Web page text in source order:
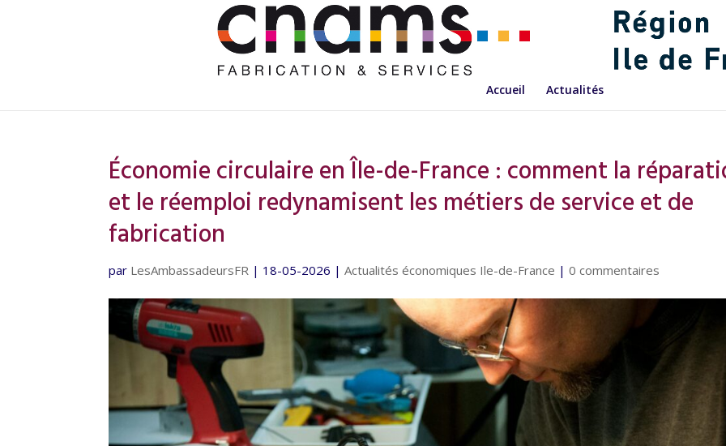
Accueil Actualités
Économie circulaire en Île-de-France : comment la
et le réemploi redynamisent les métiers de service et de
fabrication
par LesAmbassadeursFR | 18-05-2026 |Actualités économiques Ile-de-France |0 commentaires